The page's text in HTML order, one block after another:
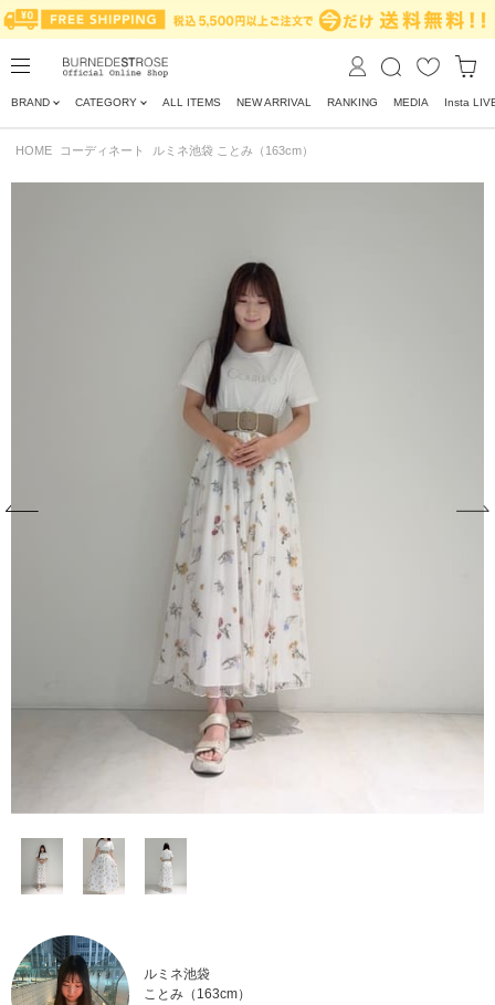
BRAND CATEGORY ALL ITEMS NEW ARRIVAL RANKING MEDIA Insta
HOME コーディネート ルミネ池袋 ことみ（163cm）
ルミネ池袋
ことみ（163cm）